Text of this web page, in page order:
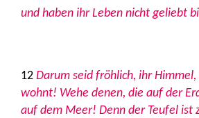
und haben ihr Leben nicht geliebt
12 Darum seid fröhlich, ihr
wohnt! Wehe denen, die auf der
auf dem Meer! Denn der Teufel ist